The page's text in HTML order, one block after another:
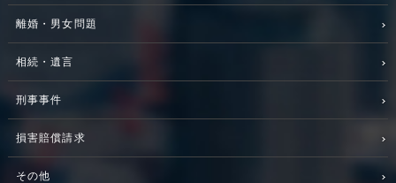
離婚・男女問題
相続・遺言
刑事事件
損害賠償請求
その他